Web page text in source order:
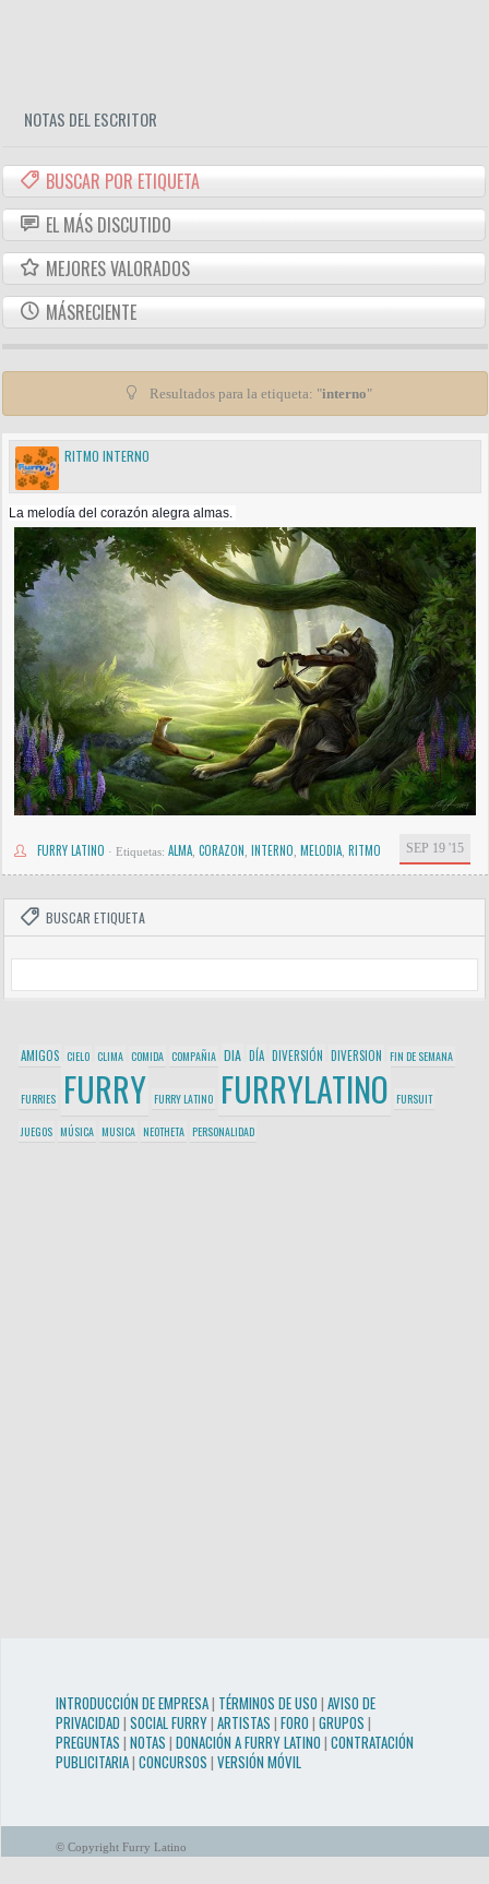
NOTAS DEL ESCRITOR
BUSCAR POR ETIQUETA
EL MÁS DISCUTIDO
MEJORES VALORADOS
MÁSRECIENTE
Resultados para la etiqueta: "interno"
RITMO INTERNO
La melodía del corazón alegra almas.
FURRY LATINO SEP 19 '15
· Etiquetas: ALMA CORAZON INTERNO MELODIA RITMO
BUSCAR ETIQUETA
AMIGOS CIELO CLIMA COMIDA COMPAÑIA DIA DÍA DIVERSIÓN DIVERSION FIN DE SEMANA
FURRIES FURRY FURRY LATINO FURRYLATINO FURSUIT
JUEGOS MÚSICA MUSICA NEOTHETA PERSONALIDAD
INTRODUCCIÓN DE EMPRESA| TÉRMINOS DE USO | AVISO DE
PRIVACIDAD | SOCIAL FURRY| ARTISTAS | FORO | GRUPOS |
PREGUNTAS | NOTAS | DONACIÓN A FURRY LATINO | CONTRATACIÓN
PUBLICITARIA| CONCURSOS | VERSIÓN MÓVIL
© Copyright Furry Latino